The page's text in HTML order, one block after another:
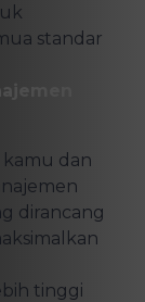
standar
kamu dan
dirancang
tinggi